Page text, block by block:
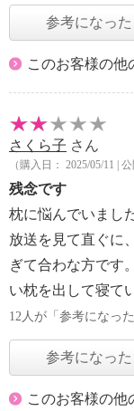
参考になった
このお客様の他
さくら子 さん
（購入日： 2025/05/11 |
残念です
枕に悩んでいまし
放送を見て直ぐに
ぎて合わな方です
い枕を出して寝て
12人が「参考になっ
参考になった
このお客様の他